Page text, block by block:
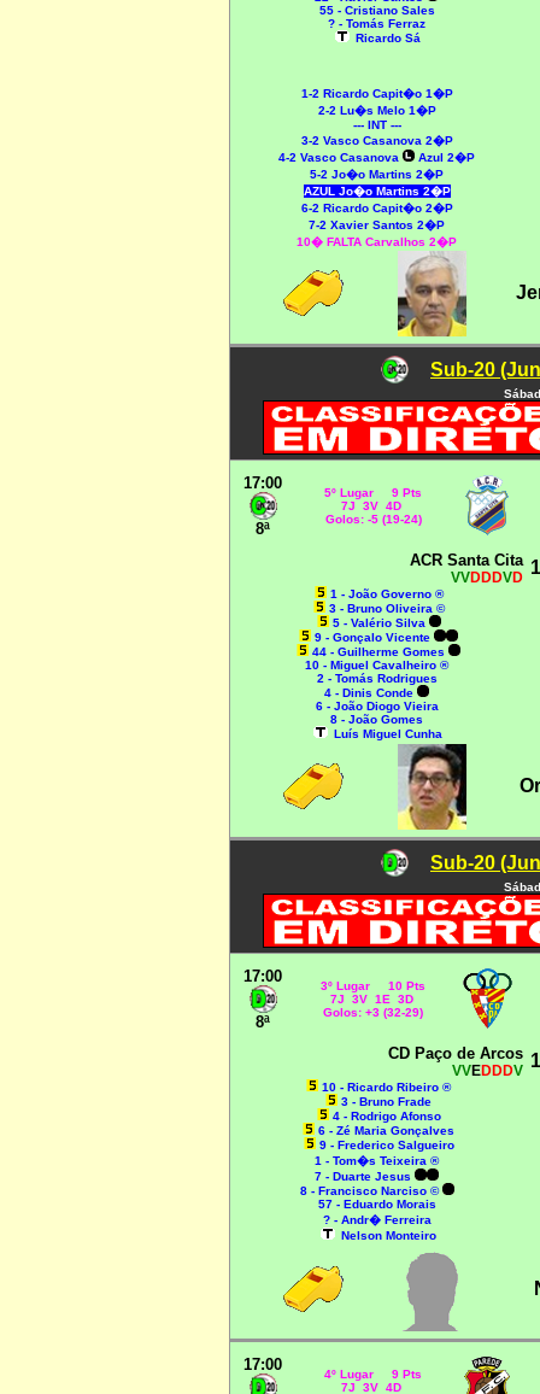
55 - Cristiano Sales
? - Tomás Ferraz
Ricardo Sá
1-2 Ricardo Capit�o 1�P
2-2 Lu�s Melo 1�P
--- INT ---
3-2 Vasco Casanova 2�P
4-2 Vasco Casanova
Azul 2�P
5-2 Jo�o Martins 2�P
AZUL Jo�o Martins 2�P
6-2 Ricardo Capit�o 2�P
7-2 Xavier Santos 2�P
10� FALTA Carvalhos 2�P
Sub-20
17:00
8ª
5º Lugar 9 Pts
7J 3V 4D
Golos: -5 (19-24)
ACR Santa Cita
VVDDDVD
1 - João Governo ®
3 - Bruno Oliveira ©
5 - Valério Silva
9 - Gonçalo Vicente
44 - Guilherme Gomes
10 - Miguel Cavalheiro ®
2 - Tomás Rodrigues
4 - Dinis Conde
6 - João Diogo Vieira
8 - João Gomes
Luís Miguel Cunha
Sub-20
17:00
8ª
3º Lugar 10 Pts
7J 3V 1E 3D
Golos: +3 (32-29)
CD Paço de Arcos
VVEDDDV
10 - Ricardo Ribeiro ®
3 - Bruno Frade
4 - Rodrigo Afonso
6 - Zé Maria Gonçalves
9 - Frederico Salgueiro
1 - Tom�s Teixeira ®
7 - Duarte Jesus
8 - Francisco Narciso ©
57 - Eduardo Morais
? - Andr� Ferreira
Nelson Monteiro
17:00
4º Lugar 9 Pts
7J 3V 4D